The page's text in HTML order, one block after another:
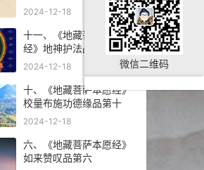
2024-12-18
十一、《地藏菩萨本愿
经》地神护法品第十一
2024-12-18
十、《地藏菩萨本愿经》
校量布施功德缘品第十
2024-12-18
六、《地藏菩萨本愿经》
如来赞叹品第六
微信二维码